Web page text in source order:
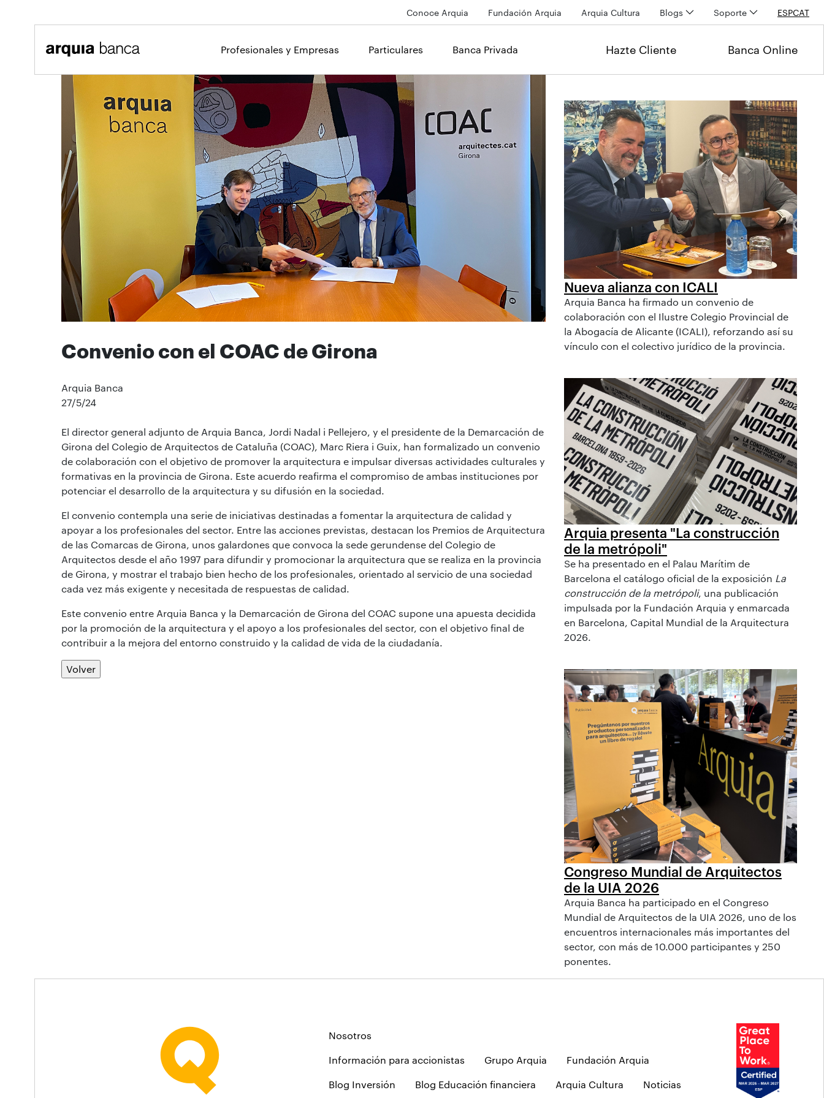
Conoce Arquia Fundación Arquia Arquia Cultura Blogs Soporte ESPCAT
Profesionales y Empresas Particulares Banca Privada Hazte Cliente Banca Online
Convenio con el COAC de Girona
Arquia Banca
27/5/24
El director general adjunto de Arquia Banca, Jordi Nadal i Pellejero, y el presidente de la Demarcación de
Girona del Colegio de Arquitectos de Cataluña (COAC), Marc Riera i Guix, han formalizado un convenio
de colaboración con el objetivo de promover la arquitectura e impulsar diversas actividades culturales y
formativas en la provincia de Girona. Este acuerdo reafirma el compromiso de ambas instituciones por
potenciar el desarrollo de la arquitectura y su difusión en la sociedad.
El convenio contempla una serie de iniciativas destinadas a fomentar la arquitectura de calidad y
apoyar a los profesionales del sector. Entre las acciones previstas, destacan los Premios de Arquitectura
de las Comarcas de Girona, unos galardones que convoca la sede gerundense del Colegio de
Arquitectos desde el año 1997 para difundir y promocionar la arquitectura que se realiza en la provincia
de Girona, y mostrar el trabajo bien hecho de los profesionales, orientado al servicio de una sociedad
cada vez más exigente y necesitada de respuestas de calidad.
Este convenio entre Arquia Banca y la Demarcación de Girona del COAC supone una apuesta decidida
por la promoción de la arquitectura y el apoyo a los profesionales del sector, con el objetivo final de
contribuir a la mejora del entorno construido y la calidad de vida de la ciudadanía.
Volver
Nueva alianza con ICALI
Arquia Banca ha firmado un convenio de
colaboración con el Ilustre Colegio Provincial de
la Abogacía de Alicante (ICALI), reforzando así su
vínculo con el colectivo jurídico de la provincia.
Arquia presenta "La construcción
de la metrópoli"
Se ha presentado en el Palau Marítim de
Barcelona el catálogo oficial de la exposición La
construcción de la metrópoli, una publicación
impulsada por la Fundación Arquia y enmarcada
en Barcelona, Capital Mundial de la Arquitectura
2026.
Congreso Mundial de Arquitectos
de la UIA 2026
Arquia Banca ha participado en el Congreso
Mundial de Arquitectos de la UIA 2026, uno de los
encuentros internacionales más importantes del
sector, con más de 10.000 participantes y 250
ponentes.
Nosotros
Información para accionistas Grupo Arquia Fundación Arquia
Blog Inversión Blog Educación financiera Arquia Cultura Noticias